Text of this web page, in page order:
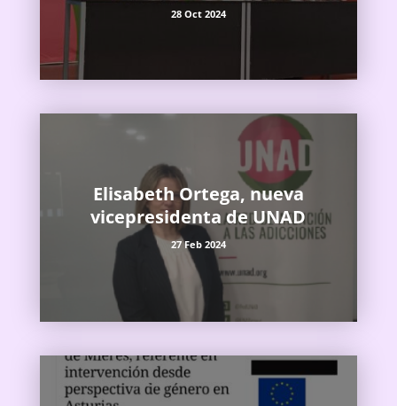
28 Oct 2024
Elisabeth Ortega, nueva
vicepresidenta de UNAD
27 Feb 2024